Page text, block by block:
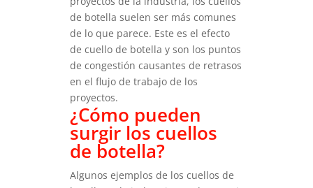
de botella suelen ser más comunes
de lo que parece. Este es el efecto
de cuello de botella y son los puntos
de congestión causantes de retrasos
en el flujo de trabajo de los
proyectos.
¿Cómo pueden
surgir los cuellos
de botella?
Algunos ejemplos de los cuellos de